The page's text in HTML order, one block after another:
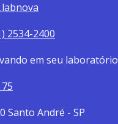
2534-2400
em seu laboratório
Santo André - SP